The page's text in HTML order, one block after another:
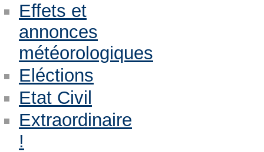
Effets et
annonces
météorologiques
Eléctions
Etat Civil
Extraordinaire
!